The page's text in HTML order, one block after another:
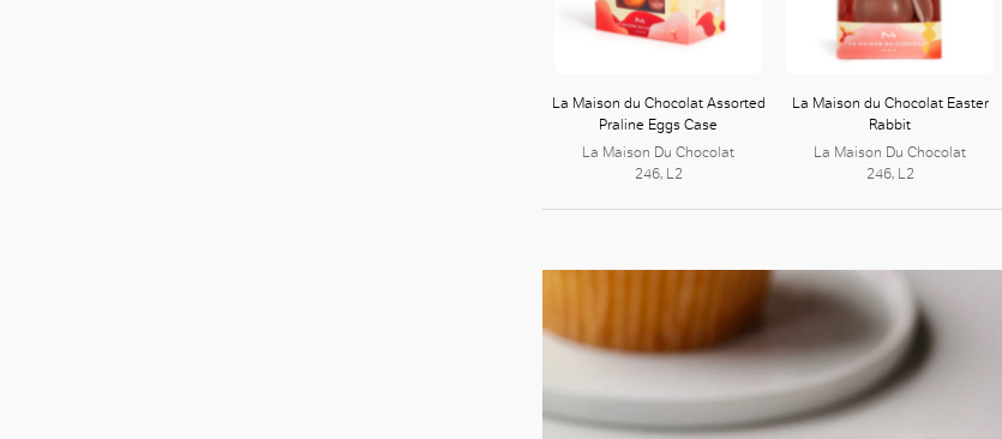
La Maison du Chocolat Assorted
Praline Eggs Case
La Maison Du Chocolat
246, L2
La Maison du Chocolat Easter
Rabbit
La Maison Du Chocolat
246, L2
好